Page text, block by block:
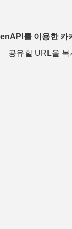
를 이용한 카
공유할 URL을